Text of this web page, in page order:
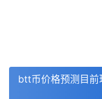
btt币价格预测目前